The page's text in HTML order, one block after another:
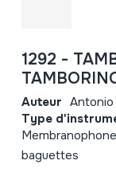
1292 -
Auteur
Type
baguettes